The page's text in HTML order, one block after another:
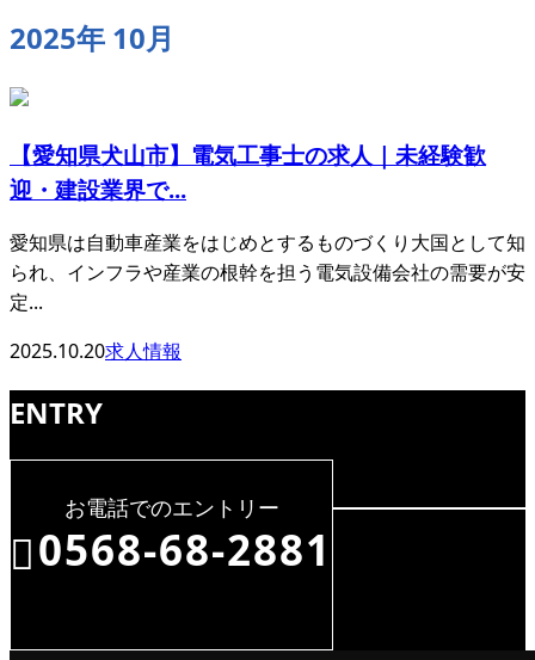
2025年 10月
【愛知県犬山市】電気工事士の求人｜未経験歓
迎・建設業界で...
愛知県は自動車産業をはじめとするものづくり大国として知
られ、インフラや産業の根幹を担う電気設備会社の需要が安
定...
2025.10.20求人情報
ENTRY
お電話でのエントリー
0568-68-2881